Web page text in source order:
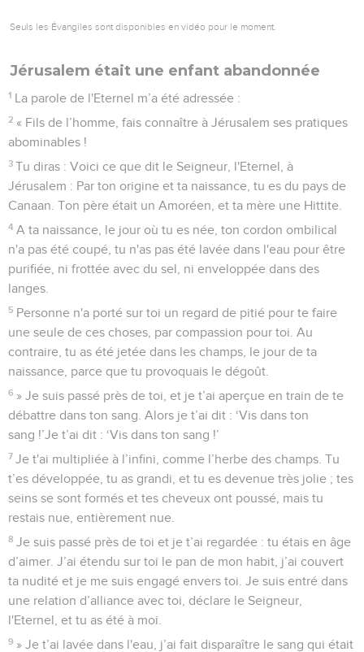
Seuls les Évangiles sont disponibles en vidéo pour le moment.
Jérusalem était une enfant abandonnée
1 La parole de l'Eternel m’a été adressée :
2 « Fils de l’homme, fais connaître à Jérusalem ses pratiques
abominables !
3 Tu diras : Voici ce que dit le Seigneur, l'Eternel, à
Jérusalem : Par ton origine et ta naissance, tu es du pays de
Canaan. Ton père était un Amoréen, et ta mère une Hittite.
4 A ta naissance, le jour où tu es née, ton cordon ombilical
n'a pas été coupé, tu n'as pas été lavée dans l'eau pour être
purifiée, ni frottée avec du sel, ni enveloppée dans des
langes.
5 Personne n'a porté sur toi un regard de pitié pour te faire
une seule de ces choses, par compassion pour toi. Au
contraire, tu as été jetée dans les champs, le jour de ta
naissance, parce que tu provoquais le dégoût.
6 » Je suis passé près de toi, et je t’ai aperçue en train de te
débattre dans ton sang. Alors je t’ai dit : ‘Vis dans ton
sang !’Je t’ai dit : ‘Vis dans ton sang !’
7 Je t'ai multipliée à l’infini, comme l’herbe des champs. Tu
t’es développée, tu as grandi, et tu es devenue très jolie ; tes
seins se sont formés et tes cheveux ont poussé, mais tu
restais nue, entièrement nue.
8 Je suis passé près de toi et je t’ai regardée : tu étais en âge
d’aimer. J’ai étendu sur toi le pan de mon habit, j’ai couvert
ta nudité et je me suis engagé envers toi. Je suis entré dans
une relation d’alliance avec toi, déclare le Seigneur,
l'Eternel, et tu as été à moi.
9 » Je t’ai lavée dans l'eau, j’ai fait disparaître le sang qui était